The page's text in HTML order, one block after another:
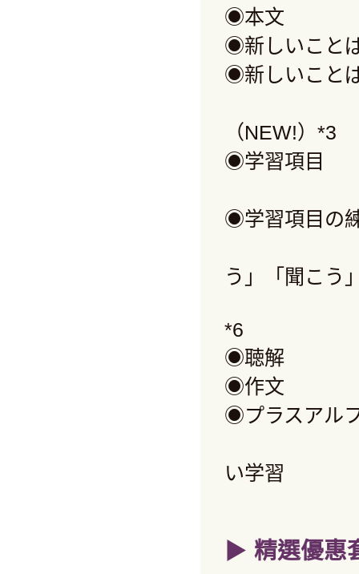
◉本
◉新しいこ
◉新しいこと
（NEW!） *3
◉学習項
◉学習項目
う」「聞こう
*6
◉聴解 ⇒
◉作
◉プラスア
い学習
▶ 精選優惠